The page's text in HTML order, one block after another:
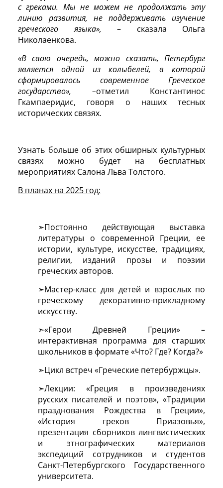
с греками. Мы не можем не продолжать эту
линию развития, не поддерживать изучение
греческого языка», – сказала Ольга
Николаенкова.
«В свою очередь, можно сказать, Петербург
является одной из колыбелей, в которой
сформировалось современное Греческое
государство», –отметил Константинос
Гкампаеридис, говоря о наших тесных
исторических связях.
Узнать больше об этих обширных культурных
связях можно будет на бесплатных
мероприятиях Салона Льва Толстого.
В планах на 2025 год:
Постоянно действующая выставка
литературы о современной Греции, ее
истории, культуре, искусстве, традициях,
религии, изданий прозы и поэзии
греческих авторов.
Мастер-класс для детей и взрослых по
греческому декоративно-прикладному
искусству.
«Герои Древней Греции» –
интерактивная программа для старших
школьников в формате «Что? Где? Когда?»
Цикл встреч «Греческие петербуржцы».
Лекции: «Греция в произведениях
русских писателей и поэтов», «Традиции
празднования Рождества в Греции»,
«История греков Приазовья»,
презентация сборников лингвистических
и этнографических материалов
экспедиций сотрудников и студентов
Санкт-Петербургского Государственного
университета.